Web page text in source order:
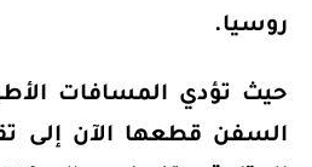
روسيا.
حيث تؤدي المسافات
السفن قطعها الآن إلى